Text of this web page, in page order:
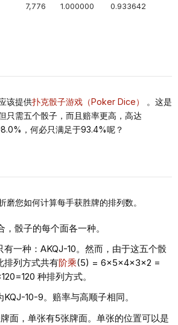
7,776 1.000000 0.933642
该提供扑克骰子游戏（Poker Dice）
。这是
只需五个骰子，而且赔率更高，高达
，何必只满足于93.4%呢？
磨您如何计算每手获胜牌的排列数。
骰子的每个面各一种。
有一种：AKQJ-10。然而，由于这五个骰
排列方式共有阶乘(5) = 6×5×4×3×2 =
种排列方式。
10-9。赔率与高顺子相同。
面，单张有5张牌面。单张的位置可以是